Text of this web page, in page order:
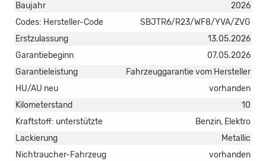
Baujahr
2026
Codes: Hersteller-Code
SBJTR6/R23/WF8/YVA/ZVG
Erstzulassung
13.05.2026
Garantiebeginn
07.05.2026
Garantieleistung
Fahrzeuggarantie vom Hersteller
HU/AU neu
vorhanden
Kilometerstand
10
Kraftstoff: unterstützte
Benzin, Elektro
Lackierung
Metallic
Nichtraucher-Fahrzeug
vorhanden